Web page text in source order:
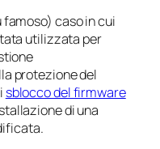
caso in cui
utilizzata per
protezione del
sblocco del firmware
di una